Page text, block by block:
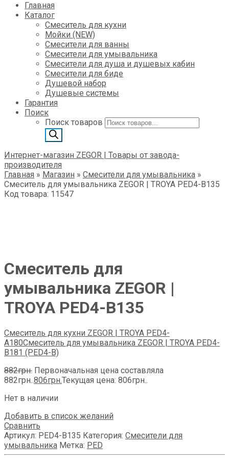
Главная
Каталог
Смеситель для кухни
Мойки (NEW)
Смесители для ванны
Смесители для умывальника
Смесители для душа и душевых кабин
Смесители для биде
Душевой набор
Душевые системы
Гарантия
Поиск
Поиск товаров
Интернет-магазин ZEGOR | Товары от завода-
производителя
Главная » Магазин » Смесители для умывальника »
Смеситель для умывальника ZEGOR | TROYA PED4-B135
Код товара: 11547
Смеситель для
умывальника ZEGOR |
TROYA PED4-B135
Смеситель для кухни ZEGOR | TROYA PED4-
A180Смеситель для умывальника ZEGOR | TROYA PED4-
B181 (PED4-B)
882грн. Первоначальная цена составляла
882грн..806грн.Текущая цена: 806грн..
Нет в наличии
Добавить в список желаний
Сравнить
Артикул: PED4-B135 Категория: Смесители для
умывальника Метка: PED